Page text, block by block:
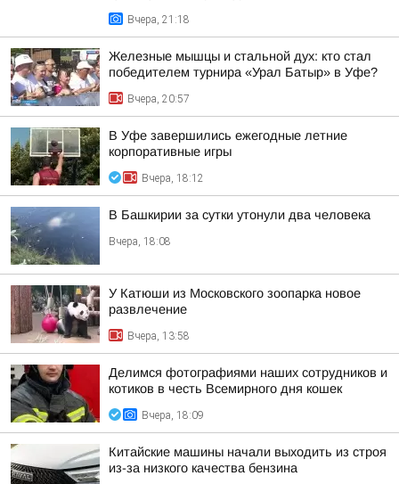
Вчера, 21:18
Железные мышцы и стальной дух: кто стал
победителем турнира «Урал Батыр» в Уфе?
Вчера, 20:57
В Уфе завершились ежегодные летние
корпоративные игры
Вчера, 18:12
В Башкирии за сутки утонули два человека
Вчера, 18:08
У Катюши из Московского зоопарка новое
развлечение
Вчера, 13:58
Делимся фотографиями наших сотрудников и
котиков в честь Всемирного дня кошек
Вчера, 18:09
Китайские машины начали выходить из строя
из-за низкого качества бензина